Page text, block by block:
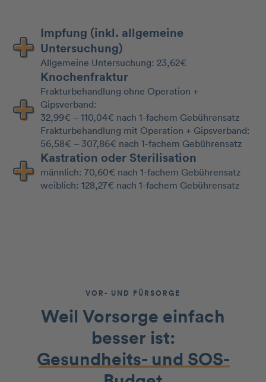
Impfung (inkl. allgemeine
Untersuchung)
Allgemeine Untersuchung: 23,62€
Knochenfraktur
Frakturbehandlung ohne Operation +
Gipsverband:
32,99€ – 110,04€ nach 1-fachem Gebührensatz
Frakturbehandlung mit Operation + Gipsverband:
56,58€ – 307,86€ nach 1-fachem Gebührensatz
Kastration oder Sterilisation
männlich: 70,60€ nach 1-fachem Gebührensatz
weiblich: 128,27€ nach 1-fachem Gebührensatz
VOR- UND FÜRSORGE
Weil Vorsorge einfach
besser ist:
Gesundheits- und SOS-